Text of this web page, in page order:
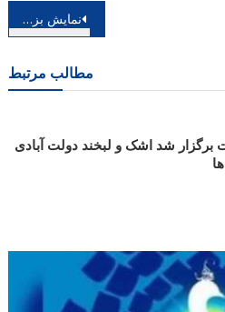
نمایش بزرگ ترین مجموعه آثار داوینچی بعلاوه تصاویر
مطالب مرتبط
برگزار شد اشک و لبخند دولت آبادی